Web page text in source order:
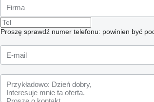
Proszę sprawdź numer telefonu: powinien być